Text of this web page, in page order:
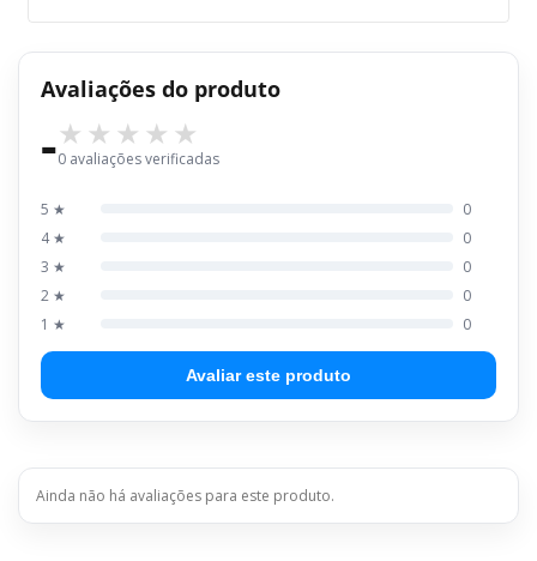
Avaliações do produto
-0 avaliações verificadas
5 ★
0
4 ★
0
3 ★
0
2 ★
0
1 ★
0
Avaliar este produto
Ainda não há avaliações para este produto.